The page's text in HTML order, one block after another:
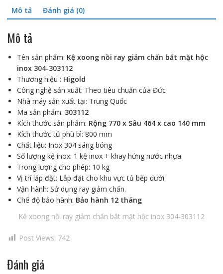
hộc
304-
số
lượng
Mô tả Đánh giá (0)
Mô tả
Tên sản phẩm: Kệ xoong nồi ray giảm chấn bắt mặt hộc
inox 304-303112
Thương hiệu : Higold
Công nghệ sản xuất: Theo tiêu chuẩn của Đức
Nhà máy sản xuất tại: Trung Quốc
Mã sản phẩm: 303112
Kích thước sản phẩm: Rộng 770 x Sâu 464 x cao 140 mm
Kích thước tủ phù bì: 800 mm
Chất liệu: Inox 304 sáng bóng
Số lượng kệ inox: 1 kệ inox + khay hứng nước nhựa
Trong lượng cho phép: 10 kg
Vị trí lắp đặt: Lắp đặt cho khu vực tủ bếp dưới
Vận hành: Sử dụng ray giảm chấn.
Chế độ bảo hành: Bảo hành 12 tháng
Kệ xoong nồi ray giảm chấn bắt mặt hộc inox 304-303112
Post Views: 742
Đánh giá